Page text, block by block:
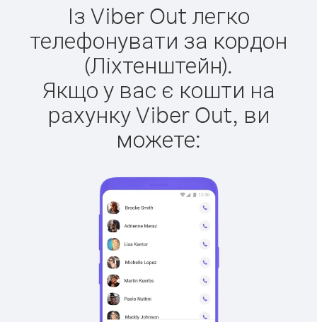
Із Viber Out легко
телефонувати за кордон
(Ліхтенштейн).
Якщо у вас є кошти на
рахунку Viber Out, ви
можете: